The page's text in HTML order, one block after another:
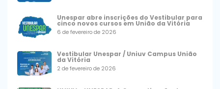
Unespar abre inscrições do Vestibular para
cinco novos cursos em União da Vitória
6 de fevereiro de 2026
Vestibular Unespar / Uniuv Campus União
da Vitória
2 de fevereiro de 2026